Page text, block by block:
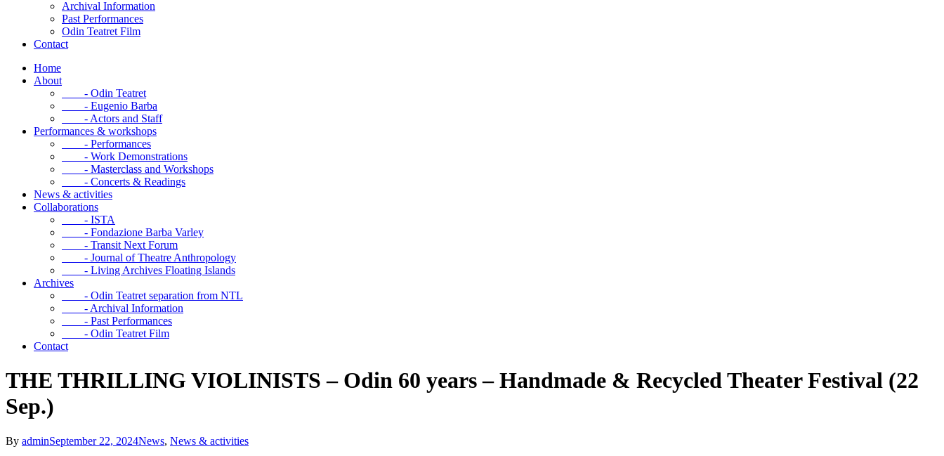
Archival Information
Past Performances
Odin Teatret Film
Contact
Home
About
- Odin Teatret
- Eugenio Barba
- Actors and Staff
Performances & workshops
- Performances
- Work Demonstrations
- Masterclass and Workshops
- Concerts & Readings
News & activities
Collaborations
- ISTA
- Fondazione Barba Varley
- Transit Next Forum
- Journal of Theatre Anthropology
- Living Archives Floating Islands
Archives
- Odin Teatret separation from NTL
- Archival Information
- Past Performances
- Odin Teatret Film
Contact
THE THRILLING VIOLINISTS – Odin 60 years – Handmade & Recycled Theater Festival (22
Sep.)
By adminSeptember 22, 2024News, News & activities